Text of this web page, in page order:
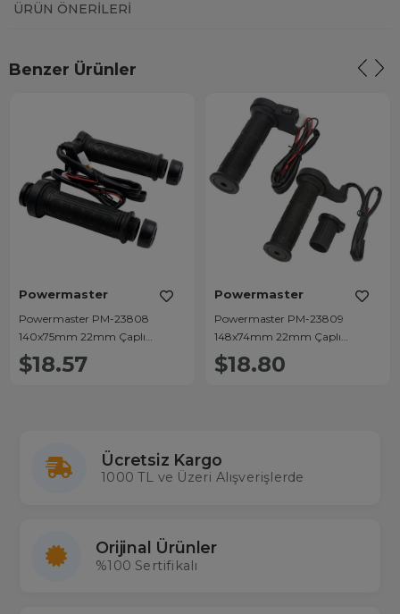
ÜRÜN ÖNERILERI
Benzer Ürünler
Powermaster
Powermaster PM-23808
140x75mm 22mm Çaplı
Motosiklet Gidon El Isıtıcı
$18.57
Powermaster
Powermaster PM-23809
148x74mm 22mm Çaplı
Motosiklet Gidon El Isıtıcı
$18.80
Ücretsiz Kargo
1000 TL ve Üzeri Alışverişlerde
Orijinal Ürünler
%100 Sertifikalı